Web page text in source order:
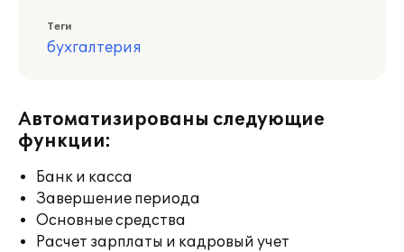
Теги
бухгалтерия
Автоматизированы следующие
функции:
Банк и касса
Завершение периода
Основные средства
Расчет зарплаты и кадровый учет